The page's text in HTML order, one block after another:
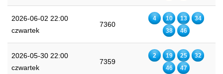
2026-06-02 22:00
czwartek
7360
4 10 13
34
38
46
2026-05-30 22:00
czwartek
7359
2 19 25
32
46
47